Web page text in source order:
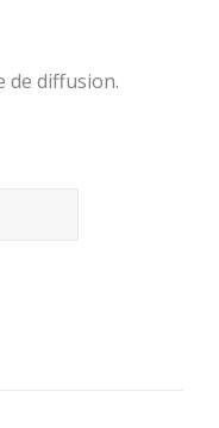
de diffusion.